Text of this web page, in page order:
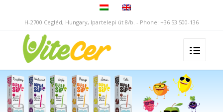
H-2700 Cegléd, Hungary, Ipartelepi út 8/b. - Phone: +36 53 500-136